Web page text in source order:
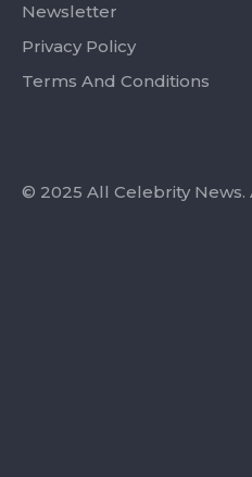
Newsletter
Privacy Policy
Terms And Conditions
© 2025 All Celebrity